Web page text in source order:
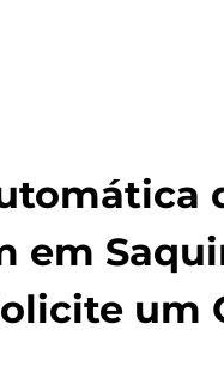
em
um